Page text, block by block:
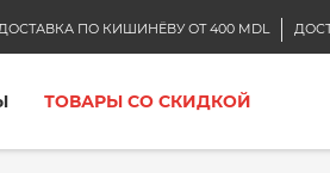
ПО КИШИНЁВУ ОТ 400 MDL
ТОВАРЫ СО СКИДКОЙ